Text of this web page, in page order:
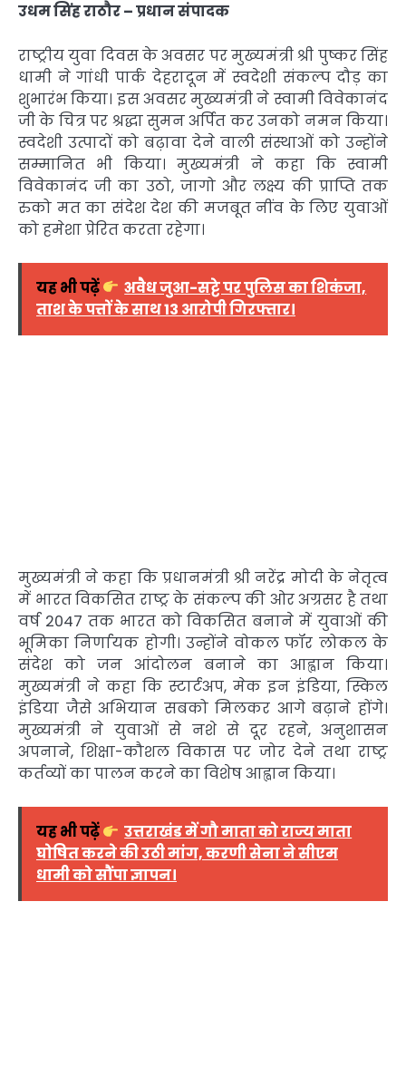
उधम सिंह राठौर – प्रधान संपादक
राष्ट्रीय युवा दिवस के अवसर पर मुख्यमंत्री श्री पुष्कर सिंह
धामी ने गांधी पार्क देहरादून में स्वदेशी संकल्प दौड़ का
शुभारंभ किया। इस अवसर मुख्यमंत्री ने स्वामी विवेकानंद
जी के चित्र पर श्रद्धा सुमन अर्पित कर उनको नमन किया।
स्वदेशी उत्पादों को बढ़ावा देने वाली संस्थाओं को उन्होंने
सम्मानित भी किया। मुख्यमंत्री ने कहा कि स्वामी
विवेकानंद जी का उठो, जागो और लक्ष्य की प्राप्ति तक
रुको मत का संदेश देश की मजबूत नींव के लिए युवाओं
को हमेशा प्रेरित करता रहेगा।
यह भी पढ़ें
अवैध जुआ-सट्टे पर पुलिस का शिकंजा,
ताश के पत्तों के साथ 13 आरोपी गिरफ्तार।
मुख्यमंत्री ने कहा कि प्रधानमंत्री श्री नरेंद्र मोदी के नेतृत्व
में भारत विकसित राष्ट्र के संकल्प की ओर अग्रसर है तथा
वर्ष 2047 तक भारत को विकसित बनाने में युवाओं की
भूमिका निर्णायक होगी। उन्होंने वोकल फॉर लोकल के
संदेश को जन आंदोलन बनाने का आह्वान किया।
मुख्यमंत्री ने कहा कि स्टार्टअप, मेक इन इंडिया, स्किल
इंडिया जैसे अभियान सबको मिलकर आगे बढ़ाने होंगे।
मुख्यमंत्री ने युवाओं से नशे से दूर रहने, अनुशासन
अपनाने, शिक्षा-कौशल विकास पर जोर देने तथा राष्ट्र
कर्तव्यों का पालन करने का विशेष आह्वान किया।
यह भी पढ़ें
उत्तराखंड में गौ माता को राज्य माता
घोषित करने की उठी मांग, करणी सेना ने सीएम
धामी को सौंपा ज्ञापन।